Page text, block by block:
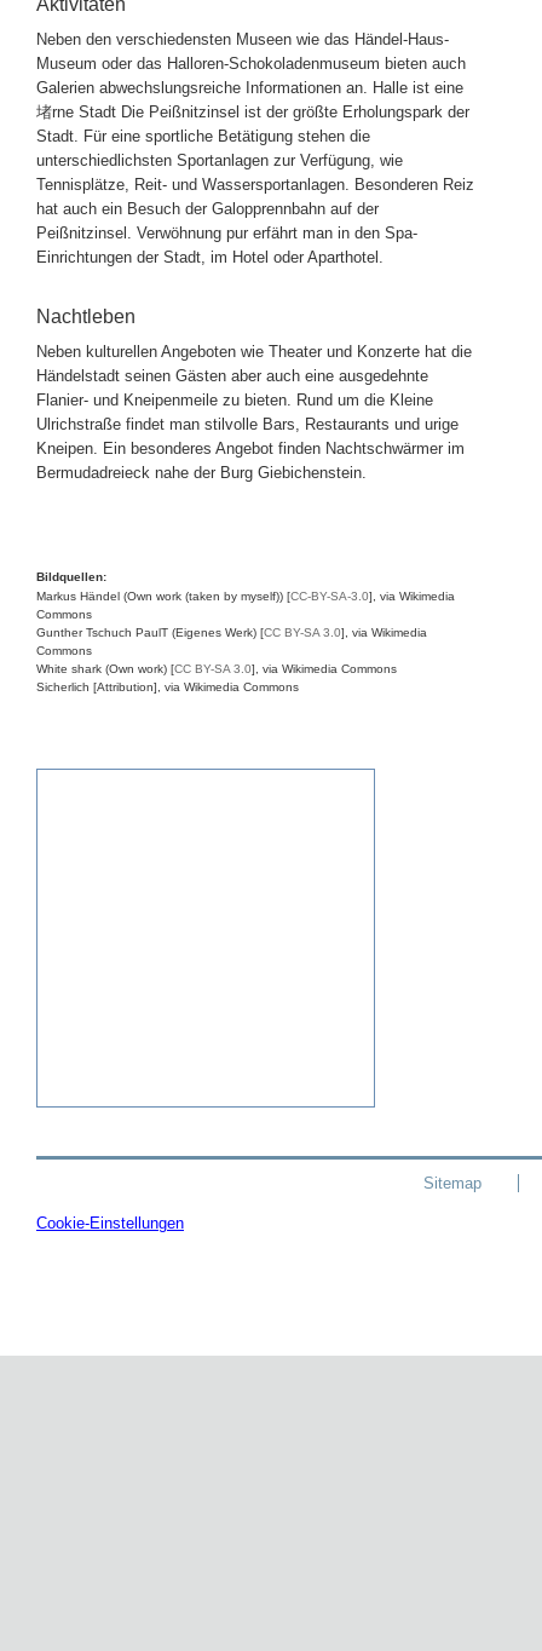
Aktivitäten
Neben den verschiedensten Museen wie das Händel-Haus-
Museum oder das Halloren-Schokoladenmuseum bieten auch
Galerien abwechslungsreiche Informationen an. Halle ist eine
堵rne Stadt Die Peißnitzinsel ist der größte Erholungspark der
Stadt. Für eine sportliche Betätigung stehen die
unterschiedlichsten Sportanlagen zur Verfügung, wie
Tennisplätze, Reit- und Wassersportanlagen. Besonderen Reiz
hat auch ein Besuch der Galopprennbahn auf der
Peißnitzinsel. Verwöhnung pur erfährt man in den Spa-
Einrichtungen der Stadt, im Hotel oder Aparthotel.
Nachtleben
Neben kulturellen Angeboten wie Theater und Konzerte hat die
Händelstadt seinen Gästen aber auch eine ausgedehnte
Flanier- und Kneipenmeile zu bieten. Rund um die Kleine
Ulrichstraße findet man stilvolle Bars, Restaurants und urige
Kneipen. Ein besonderes Angebot finden Nachtschwärmer im
Bermudadreieck nahe der Burg Giebichenstein.
Bildquellen:
Markus Händel (Own work (taken by myself)) [CC-BY-SA-3.0], via Wikimedia
Commons
Gunther Tschuch PaulT (Eigenes Werk) [CC BY-SA 3.0], via Wikimedia
Commons
White shark (Own work) [CC BY-SA 3.0], via Wikimedia Commons
Sicherlich [Attribution], via Wikimedia Commons
Sitemap
Cookie-Einstellungen